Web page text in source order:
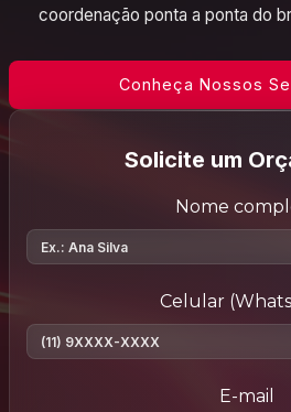
coordenação ponta a ponta do
Conheça Nossos
Solicite um
Nome
Celular
E-mail